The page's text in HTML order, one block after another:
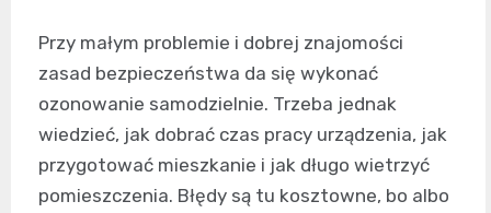
Przy małym problemie i dobrej znajomości
zasad bezpieczeństwa da się wykonać
ozonowanie samodzielnie. Trzeba jednak
wiedzieć, jak dobrać czas pracy urządzenia, jak
przygotować mieszkanie i jak długo wietrzyć
pomieszczenia. Błędy są tu kosztowne, bo albo